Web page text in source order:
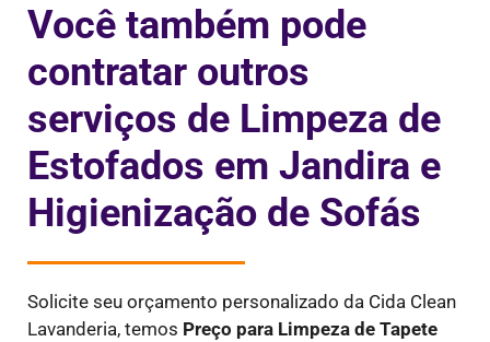
Você também pode
contratar outros
serviços de Limpeza de
Estofados em Jandira e
Higienização de Sofás
Solicite seu orçamento personalizado da Cida Clean
Lavanderia, temos Preço para Limpeza de Tapete